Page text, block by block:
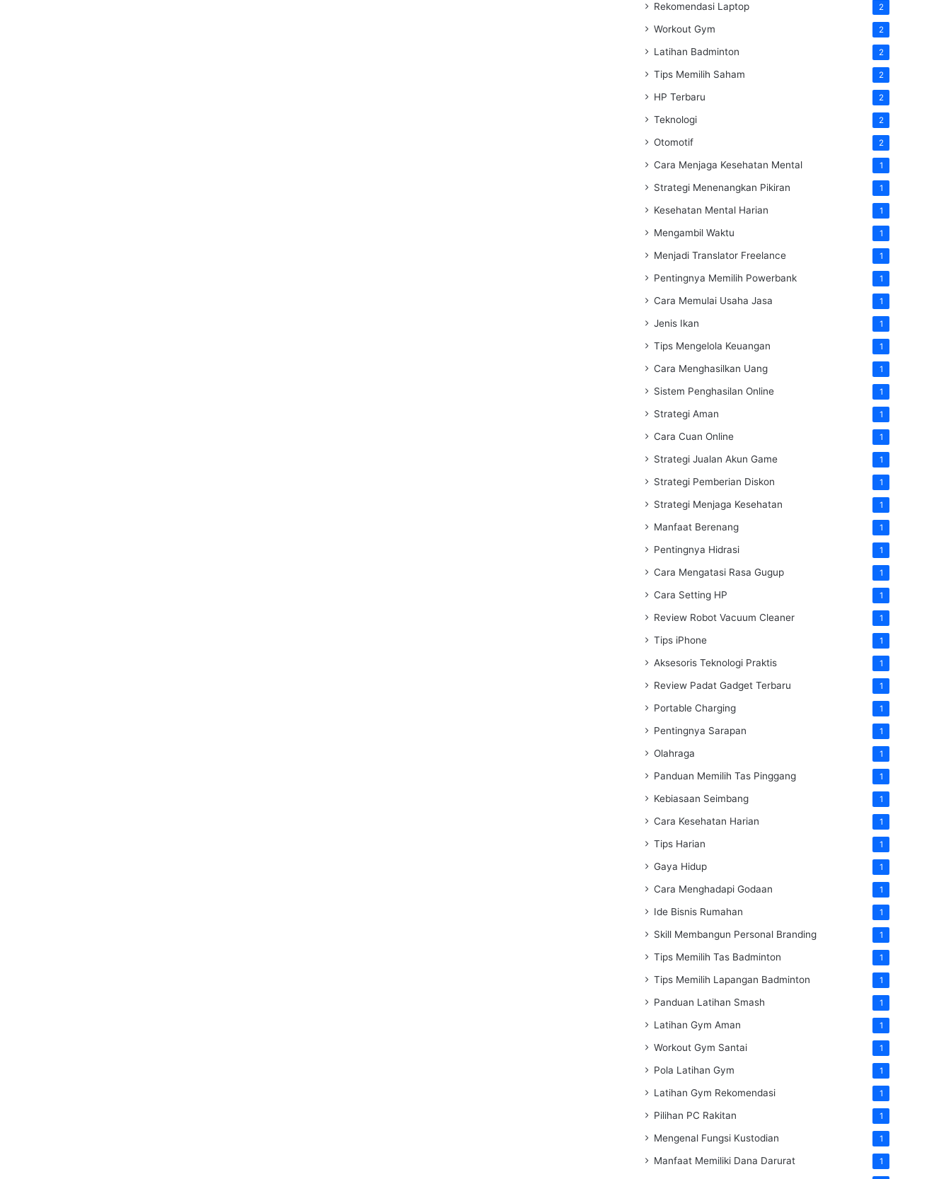
Rekomendasi Laptop 2
Workout Gym 2
Latihan Badminton 2
Tips Memilih Saham 2
HP Terbaru 2
Teknologi 2
Otomotif 2
Cara Menjaga Kesehatan Mental 1
Strategi Menenangkan Pikiran 1
Kesehatan Mental Harian 1
Mengambil Waktu 1
Menjadi Translator Freelance 1
Pentingnya Memilih Powerbank 1
Cara Memulai Usaha Jasa 1
Jenis Ikan 1
Tips Mengelola Keuangan 1
Cara Menghasilkan Uang 1
Sistem Penghasilan Online 1
Strategi Aman 1
Cara Cuan Online 1
Strategi Jualan Akun Game 1
Strategi Pemberian Diskon 1
Strategi Menjaga Kesehatan 1
Manfaat Berenang 1
Pentingnya Hidrasi 1
Cara Mengatasi Rasa Gugup 1
Cara Setting HP 1
Review Robot Vacuum Cleaner 1
Tips iPhone 1
Aksesoris Teknologi Praktis 1
Review Padat Gadget Terbaru 1
Portable Charging 1
Pentingnya Sarapan 1
Olahraga 1
Panduan Memilih Tas Pinggang 1
Kebiasaan Seimbang 1
Cara Kesehatan Harian 1
Tips Harian 1
Gaya Hidup 1
Cara Menghadapi Godaan 1
Ide Bisnis Rumahan 1
Skill Membangun Personal Branding 1
Tips Memilih Tas Badminton 1
Tips Memilih Lapangan Badminton 1
Panduan Latihan Smash 1
Latihan Gym Aman 1
Workout Gym Santai 1
Pola Latihan Gym 1
Latihan Gym Rekomendasi 1
Pilihan PC Rakitan 1
Mengenal Fungsi Kustodian 1
Manfaat Memiliki Dana Darurat 1